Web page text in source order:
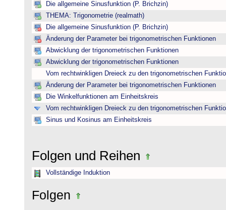
Die allgemeine Sinusfunktion (P. Brichzin)
THEMA: Trigonometrie (realmath)
Die allgemeine Sinusfunktion (P. Brichzin)
Änderung der Parameter bei trigonometrischen Funktionen
Abwicklung der trigonometrischen Funktionen
Abwicklung der trigonometrischen Funktionen
Vom rechtwinkligen Dreieck zu den trigonometrischen
Änderung der Parameter bei trigonometrischen Funktionen
Die Winkelfunktionen am Einheitskreis
Vom rechtwinkligen Dreieck zu den trigonometrischen
Sinus und Kosinus am Einheitskreis
Folgen und Reihen
Vollständige Induktion
Folgen